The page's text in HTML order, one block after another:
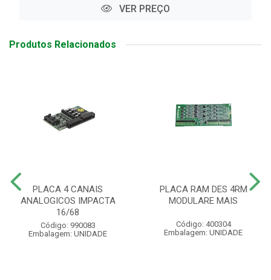
VER PREÇO
Produtos Relacionados
PLACA 4 CANAIS
ANALOGICOS IMPACTA
16/68
Código: 990083
Embalagem: UNIDADE
PLACA RAM DES 4RM
MODULARE MAIS
Código: 400304
Embalagem: UNIDADE